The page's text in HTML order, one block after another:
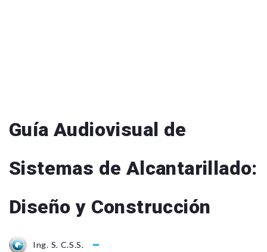
Guía Audiovisual de
Sistemas de Alcantarillado:
Diseño y Construcción
Ing. S. C.S.S.